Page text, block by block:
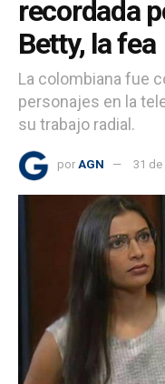
recordada
Betty, la fea
La colombiana fue
personajes en la
su trabajo radial.
por AGN 31 de